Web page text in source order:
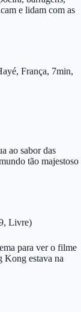
e lidam com as
França, 7min,
ao sabor das
tão majestoso
Livre)
para ver o filme
estava na